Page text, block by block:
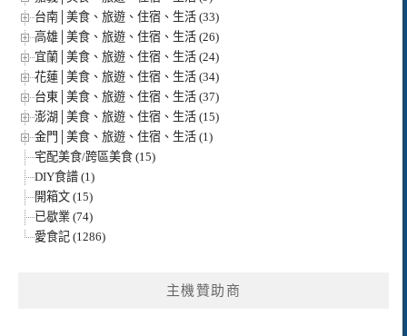
台南│美食、旅遊、住宿、生活 (33)
高雄│美食、旅遊、住宿、生活 (26)
宜蘭│美食、旅遊、住宿、生活 (24)
花蓮│美食、旅遊、住宿、生活 (34)
台東│美食、旅遊、住宿、生活 (37)
澎湖│美食、旅遊、住宿、生活 (15)
金門│美食、旅遊、住宿、生活 (1)
宅配美食/跨區美食 (15)
DIY食譜 (1)
開箱文 (15)
已歇業 (74)
愛食記 (1286)
主機贊助商